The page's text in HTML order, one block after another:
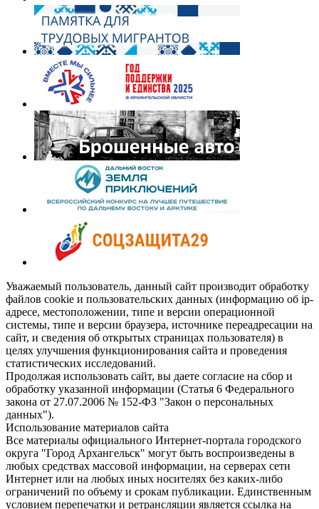
Уважаемый пользователь, данный сайт производит обработку
файлов cookie и пользовательских данных (информацию об ip-
адресе, местоположении, типе и версии операционной
системы, типе и версии браузера, источнике переадресации на
сайт, и сведения об открытых страницах пользователя) в
целях улучшения функционирования сайта и проведения
статистических исследований.
Продолжая использовать сайт, вы даете согласие на сбор и
обработку указанной информации (Статья 6 Федерального
закона от 27.07.2006 № 152-ФЗ "Закон о персональных
данных").
Использование материалов сайта
Все материалы официального Интернет-портала городского
округа "Город Архангельск" могут быть воспроизведены в
любых средствах массовой информации, на серверах сети
Интернет или на любых иных носителях без каких-либо
ограничений по объему и срокам публикации. Единственным
условием перепечатки и ретрансляции является ссылка на